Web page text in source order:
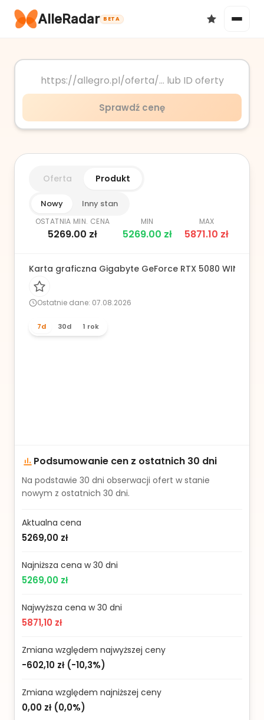
AlleRadar BETA
Okazje
Sprawdź cenę
Oferta Produkt
Nowy Inny stan
OSTATNIA MIN. CENA
5269.00 zł
MIN
5269.00 zł
MAX
5871.10 zł
Karta graficzna Gigabyte GeForce RTX 5080
Ostatnie dane: 07.08.2026
7d 30d 1 rok
Podsumowanie cen z ostatnich 30 dni
Na podstawie 30 dni obserwacji ofert w stanie
nowym z ostatnich 30 dni.
Aktualna cena
5269,00 zł
Najniższa cena w 30 dni
5269,00 zł
Najwyższa cena w 30 dni
5871,10 zł
Zmiana względem najwyższej ceny
-602,10 zł(-10,3%)
Zmiana względem najniższej ceny
0,00 zł(0,0%)